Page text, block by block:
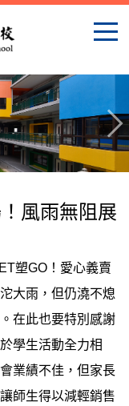
風雨無阻展
塑GO！愛心義賣
大雨，但仍澆不熄
在此也要特別感謝
學生活動全力相
業績不佳，但家長
師生得以減輕銷售